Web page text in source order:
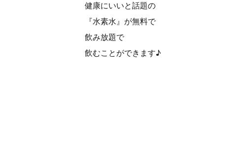
健康にいいと話題の
『水素水』が無料で
飲み放題で
飲むことができます♪